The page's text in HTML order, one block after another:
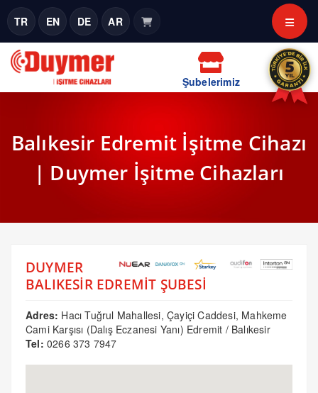
TR EN DE AR
Şubelerimiz
Balıkesir Edremit İşitme Cihazı
| Duymer İşitme Cihazları
DUYMER
BALIKESİR EDREMİT ŞUBESİ
Adres: Hacı Tuğrul Mahallesi, Çayiçi Caddesi, Mahkeme
Cami Karşısı (Dalış Eczanesi Yanı) Edremit / Balıkesir
Tel: 0266 373 7947